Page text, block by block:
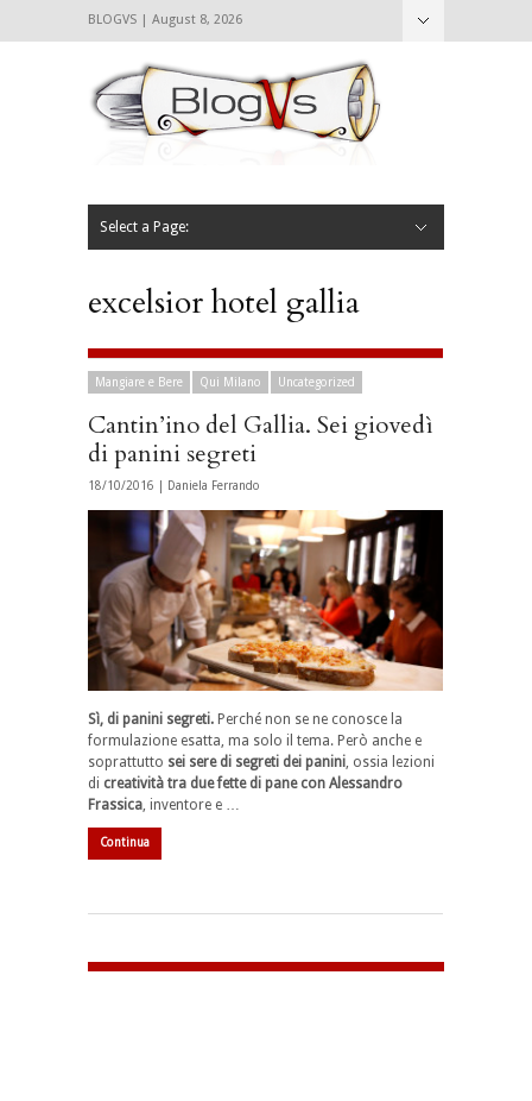
BLOGVS | August 8, 2026
Select a Page:
excelsior hotel gallia
Mangiare e Bere Qui Milano Uncategorized
Cantin’ino del Gallia. Sei giovedì
di panini segreti
18/10/2016 | Daniela Ferrando
Sì, di panini segreti. Perché non se ne conosce la
formulazione esatta, ma solo il tema. Però anche e
soprattutto sei sere di segreti dei panini, ossia lezioni
di creatività tra due fette di pane con Alessandro
Frassica, inventore e …
Continua